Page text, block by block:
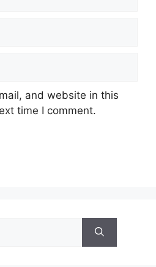
and website in this
time I comment.